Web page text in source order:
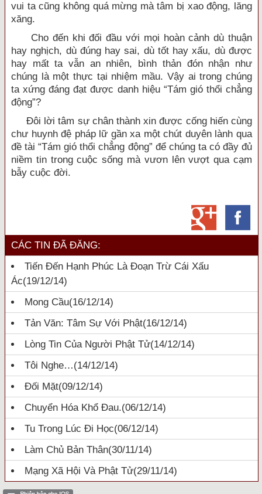
vui ta cũng không quá mừng mà tâm bị xao động, lăng
xăng.
Cho đến khi đối đầu với mọi hoàn cảnh dù thuận
hay nghịch, dù đúng hay sai, dù tốt hay xấu, dù được
hay mất ta vẫn an nhiên, bình thản đón nhận như
chúng là một thực tại nhiệm mầu. Vậy ai trong chúng
ta xứng đáng đạt được danh hiệu “Tám gió thổi chẳng
động”?
Đôi lời tâm sự chân thành xin được cống hiến cùng
chư huynh đệ pháp lữ gần xa một chút duyên lành qua
đề tài “Tám gió thổi chẳng động” để chúng ta có đầy đủ
niềm tin trong cuộc sống mà vươn lên vượt qua cạm
bẫy cuộc đời.
CÁC TIN ĐÃ ĐĂNG:
Tiến Đến Hạnh Phúc Là Đoạn Trừ Cái Xấu
Ác(19/12/14)
Mong Cầu(16/12/14)
Tản Văn: Tâm Sự Với Phật(16/12/14)
Lòng Tin Của Người Phật Tử(14/12/14)
Tôi Nghe…(14/12/14)
Đối Mặt(09/12/14)
Chuyển Hóa Khổ Đau.(06/12/14)
Tu Trong Lúc Đi Học(06/12/14)
Làm Chủ Bản Thân(30/11/14)
Mạng Xã Hội Và Phật Tử(29/11/14)